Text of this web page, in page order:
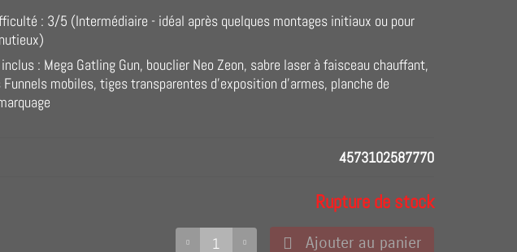
: 3/5 (Intermédiaire - idéal après quelques montages initiaux ou pour
: Mega Gatling Gun, bouclier Neo Zeon, sabre laser à faisceau chauffant,
mobiles, tiges transparentes d'exposition d'armes, planche de
4573102587770
Rupture de stock
Ajouter au panier